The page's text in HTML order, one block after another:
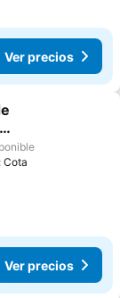
Ver precios
Cota
Ver precios